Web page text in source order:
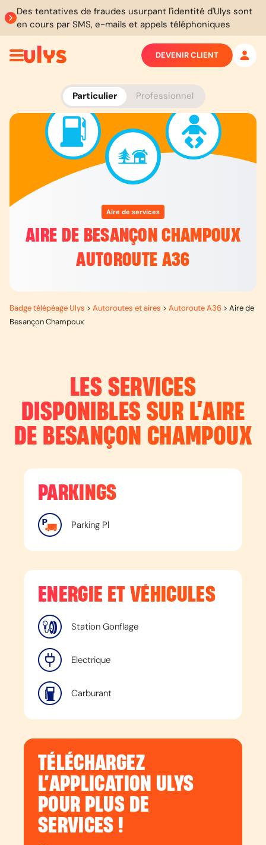
Des tentatives de fraudes usurpant l'identité d'Ulys sont
en cours par SMS, e-mails et appels téléphoniques
Particulier Professionnel
DEVENIR CLIENT
Aire de services
AIRE DE BESANÇON CHAMPOUX
AUTOROUTE A36
Badge télépéage Ulys > Autoroutes et aires > Autoroute A36 > Aire de
Besançon Champoux
LES SERVICES
DISPONIBLES SUR L’AIRE
DE BESANÇON CHAMPOUX
PARKINGS
Parking Pl
ENERGIE ET VÉHICULES
Station Gonflage
Electrique
Carburant
TÉLÉCHARGEZ
L’APPLICATION ULYS
POUR PLUS DE
SERVICES !